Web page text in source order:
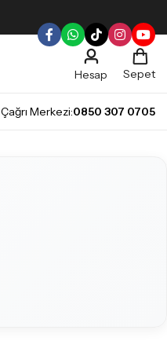
Hesap
Sepet
Çağrı Merkezi:0850 307 0705